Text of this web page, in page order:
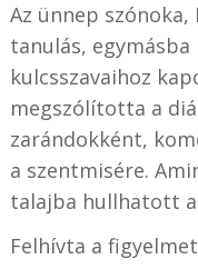
Az ünnep szónoka,
tanulás,
kulcsszavaihoz
megszólította a
zarándokként,
a szentmisére.
talajba hullhatott
Felhívta a